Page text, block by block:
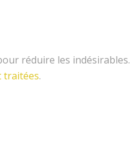
réduire les indésirables.
traitées.